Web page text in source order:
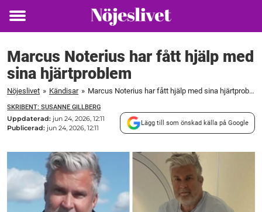
Toggle
Marcus Noterius har fått hjälp med
sina hjärtproblem
Nöjeslivet » Kändisar » Marcus Noterius har fått hjälp med sina hjärtproblem
SKRIBENT: SUSANNE GILLBERG
Uppdaterad: jun 24, 2026, 12:11
Publicerad: jun 24, 2026, 12:11
Lägg till som önskad källa på Google